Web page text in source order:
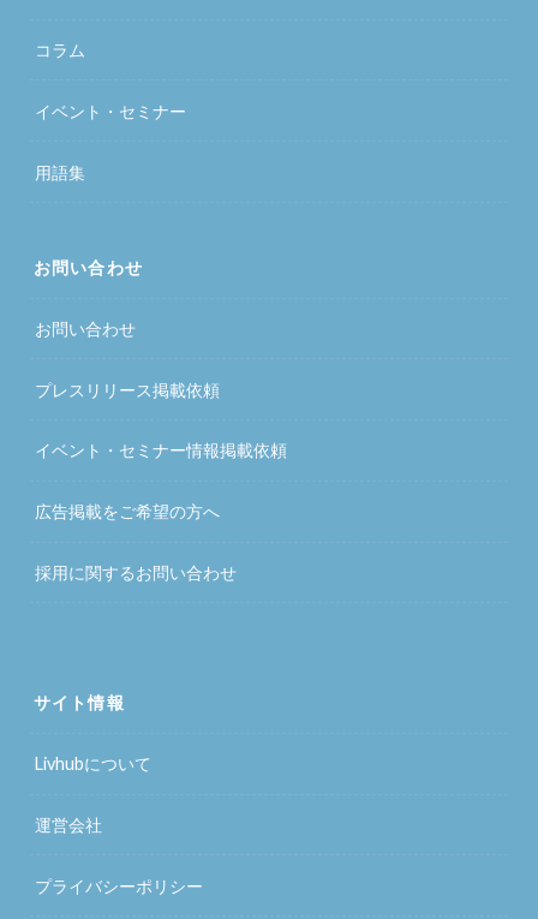
コラム
イベント・セミナー
用語集
お問い合わせ
お問い合わせ
プレスリリース掲載依頼
イベント・セミナー情報掲載依頼
広告掲載をご希望の方へ
採用に関するお問い合わせ
サイト情報
Livhubについて
運営会社
プライバシーポリシー